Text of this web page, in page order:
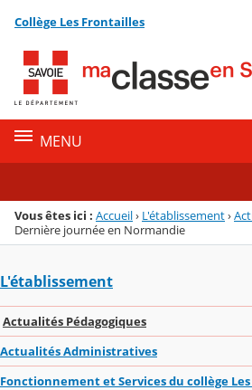
Menu de la rubrique
Contenu
Collège Les Frontailles
MENU
Vous êtes ici : Accueil› L'établissement›
Dernière journée en Normandie
L'établissement
Actualités Pédagogiques
Actualités Administratives
Fonctionnement et Services du collège